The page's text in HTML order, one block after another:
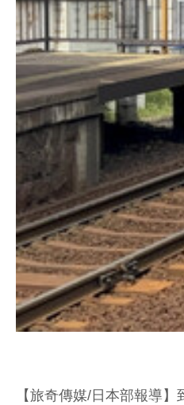
【旅奇傳媒/日本部報導